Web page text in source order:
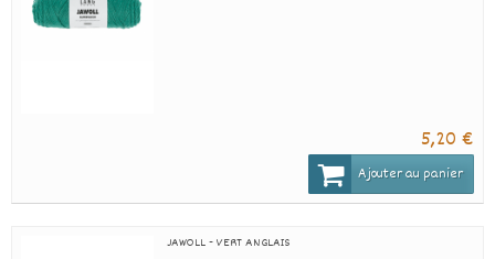
5,20 €
Ajouter au panier
JAWOLL - VERT ANGLAIS